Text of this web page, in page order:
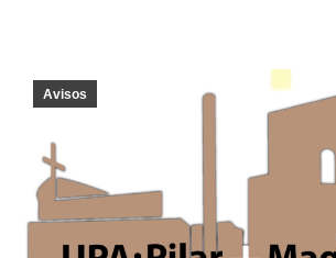
Avisos